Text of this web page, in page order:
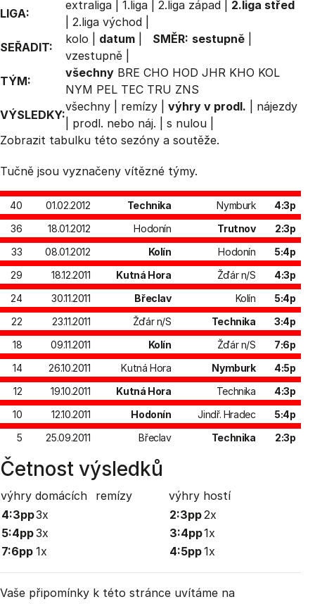
LIGA:
extraliga 1.liga 2.liga západ
2.liga střed
2.liga východ
SEŘADIT:
kolo datum SMĚR: sestupně
vzestupně
TÝM:
všechny BRE CHO HOD JHR KHO KOL
NYM PEL TEC TRU ZNS
VÝSLEDKY:
všechny remízy výhry v prodl.
nájezdy
prodl. nebo náj. s nulou
Zobrazit tabulku této sezóny a soutěže.
Tučně jsou vyznačeny vítězné týmy.
40 01.02.2012 Technika Nymburk
4:3p
36
18.01.2012 Hodonín Trutnov
2:3p
33
08.01.2012 Kolín Hodonín
5:4p
29
18.12.2011 Kutná Hora Žďár n/S
4:3p
24
30.11.2011 Břeclav Kolín
5:4p
22
23.11.2011 Žďár n/S Technika
3:4p
18
09.11.2011 Kolín Žďár n/S
7:6p
14
26.10.2011 Kutná Hora Nymburk
4:5p
12
19.10.2011 Kutná Hora Technika
4:3p
10
12.10.2011 Hodonín Jindř. Hradec
5:4p
5
25.09.2011 Břeclav Technika 2:3p
Četnost výsledků
výhry domácích remízy výhry hostí
4:3pp3x
5:4pp3x
7:6pp 1x
2:3pp2x
3:4pp1x
4:5pp1x
Vaše připomínky k této stránce uvítáme na